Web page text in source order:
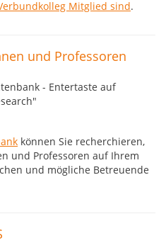
Mitglied sind.
und Professoren
können Sie recherchieren,
und Professoren auf Ihrem
und mögliche Betreuende